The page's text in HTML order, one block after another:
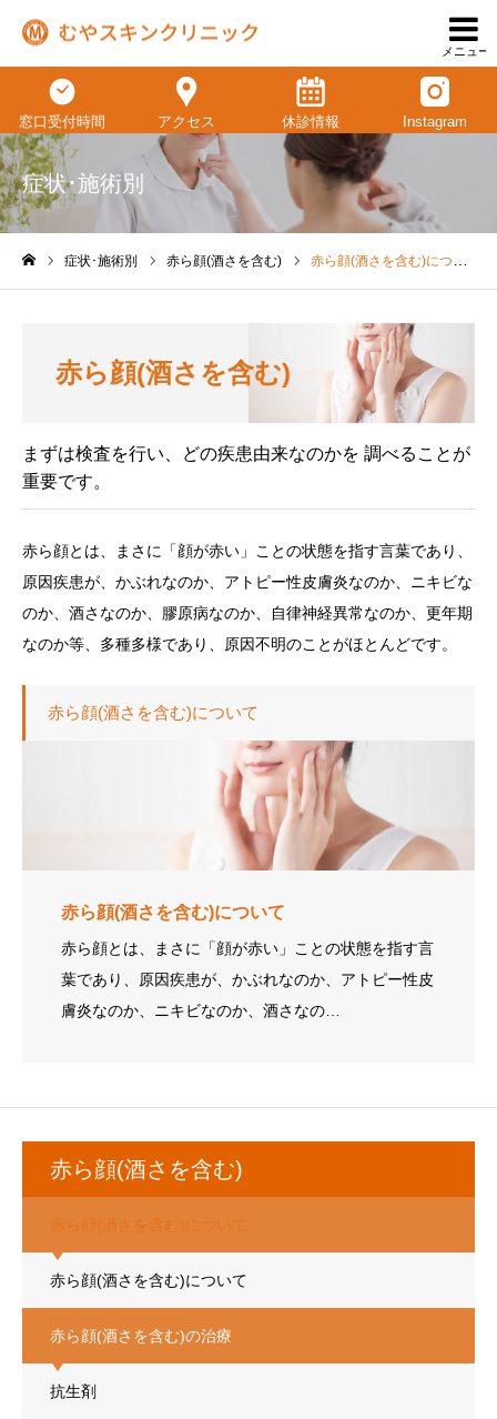
メニュー
窓口受付時間 アクセス 休診情報 Instagram
症状･施術別
症状･施術別 赤ら顔(酒さを含む) 赤ら顔(酒さを含む)について
赤ら顔(酒さを含む)
まずは検査を行い、どの疾患由来なのかを 調べることが
重要です。
赤ら顔とは、まさに「顔が赤い」ことの状態を指す言葉であり、
原因疾患が、かぶれなのか、アトピー性皮膚炎なのか、ニキビな
のか、酒さなのか、膠原病なのか、自律神経異常なのか、更年期
なのか等、多種多様であり、原因不明のことがほとんどです。
赤ら顔(酒さを含む)について
赤ら顔(酒さを含む)について
赤ら顔とは、まさに「顔が赤い」ことの状態を指す言
葉であり、原因疾患が、かぶれなのか、アトピー性皮
膚炎なのか、ニキビなのか、酒さなの…
赤ら顔(酒さを含む)
赤ら顔(酒さを含む)について
赤ら顔(酒さを含む)について
赤ら顔(酒さを含む)の治療
抗生剤